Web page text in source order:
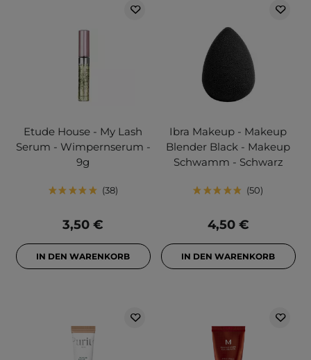
Etude House - My Lash
Serum - Wimpernserum -
9g
38
3,50 €
IN DEN WARENKORB
Ibra Makeup - Makeup
Blender Black - Makeup
Schwamm - Schwarz
50
4,50 €
IN DEN WARENKORB